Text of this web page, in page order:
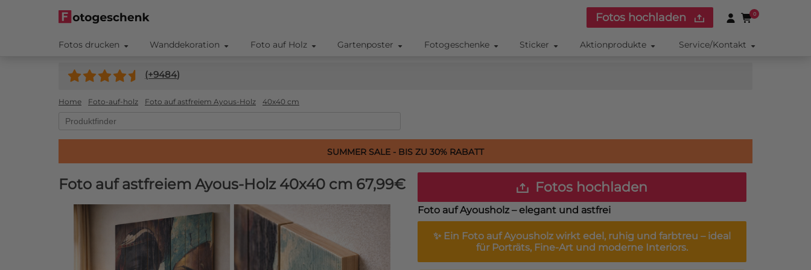
Fotos hochladen 0
Fotos drucken Wanddekoration Foto auf Holz Gartenposter Fotogeschenke Sticker Aktionprodukte Service/Kontakt
(+9484)
Home Foto-auf-holz Foto auf astfreiem Ayous-Holz 40x40 cm
SUMMER SALE - BIS ZU 30% RABATT
Foto auf astfreiem Ayous-Holz 40x40 cm 67,99€ Fotos hochladen
Foto auf Ayousholz – elegant und astfrei
✨ Ein Foto auf Ayousholz wirkt edel, ruhig und farbtreu – ideal
für Porträts, Fine-Art und moderne Interiors.